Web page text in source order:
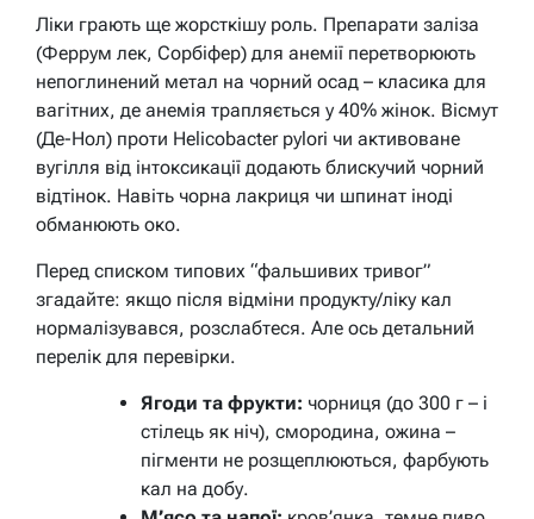
Ліки грають ще жорсткішу роль. Препарати заліза
(Феррум лек, Сорбіфер) для анемії перетворюють
непоглинений метал на чорний осад – класика для
вагітних, де анемія трапляється у 40% жінок. Вісмут
(Де-Нол) проти Helicobacter pylori чи активоване
вугілля від інтоксикації додають блискучий чорний
відтінок. Навіть чорна лакриця чи шпинат іноді
обманюють око.
Перед списком типових “фальшивих тривог”
згадайте: якщо після відміни продукту/ліку кал
нормалізувався, розслабтеся. Але ось детальний
перелік для перевірки.
Ягоди та фрукти: чорниця (до 300 г – і
стілець як ніч), смородина, ожина –
пігменти не розщеплюються, фарбують
кал на добу.